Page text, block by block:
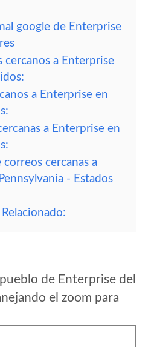
google de Enterprise
cercanos a Enterprise
a Enterprise en
a Enterprise en
correos cercanas a
- Estados
de Enterprise del
el zoom para